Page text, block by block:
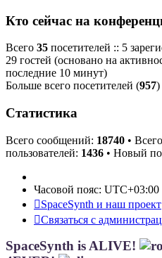
Кто сейчас на
Всего 35 посетителей :: 5
29 гостей (основано на
последние 10 минут)
Больше всего посетителей (957)
Статистика
Всего сообщений: 18740 •
пользователей: 1436 • Новый
Часовой пояс: UTC+03:00
SpaceSynth и наш проект
Связаться с
SpaceSynth is ALIVE!